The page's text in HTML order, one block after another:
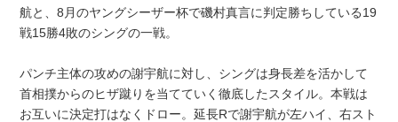
航と、8月のヤングシーザー杯で磯村真言に判定勝ちしている19
戦15勝4敗のシングの一戦。
パンチ主体の攻めの謝宇航に対し、シングは身長差を活かして
首相撲からのヒザ蹴りを当てていく徹底したスタイル。本戦は
お互いに決定打はなくドロー。延長Rで謝宇航が左ハイ、右スト